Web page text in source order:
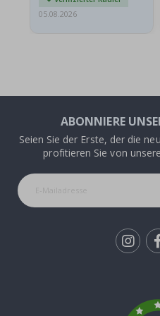
05.08.2026
ABONNIERE
Seien Sie der Erste, der die
profitieren Sie von